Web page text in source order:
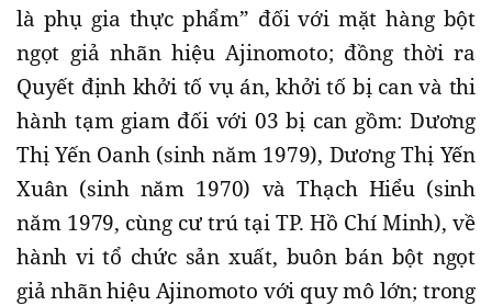
là phụ gia thực phẩm” đối với mặt hàng bột
ngọt giả nhãn hiệu Ajinomoto; đồng thời ra
Quyết định khởi tố vụ án, khởi tố bị can và thi
hành tạm giam đối với 03 bị can gồm: Dương
Thị Yến Oanh (sinh năm 1979), Dương Thị Yến
Xuân (sinh năm 1970) và Thạch Hiểu (sinh
năm 1979, cùng cư trú tại TP. Hồ Chí Minh), về
hành vi tổ chức sản xuất, buôn bán bột ngọt
giả nhãn hiệu Ajinomoto với quy mô lớn; trong